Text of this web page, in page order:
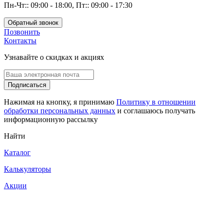
Пн-Чт:: 09:00 - 18:00, Пт:: 09:00 - 17:30
Обратный звонок
Позвонить
Контакты
Узнавайте о скидках и акциях
Подписаться
Нажимая на кнопку, я принимаю Политику в отношении
обработки персональных данных и соглашаюсь получать
информационную рассылку
Найти
Каталог
Калькуляторы
Акции